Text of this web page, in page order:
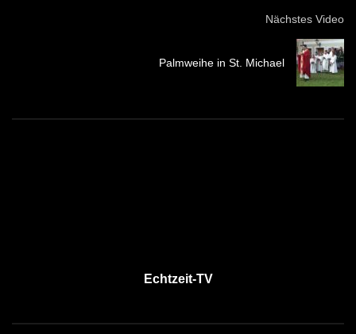
Nächstes Video
Palmweihe in St. Michael
Echtzeit-TV